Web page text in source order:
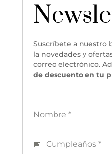
Suscríbete a nuestro
la novedades y
correo electrónico.
de descuento en tu
Nombre*
Cumpleaños*